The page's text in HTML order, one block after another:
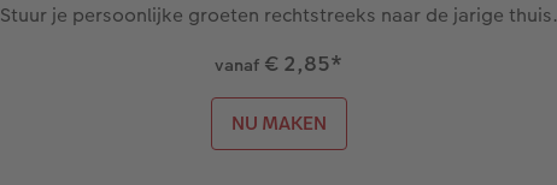
Stuur je persoonlijke groeten rechtstreeks naar de jarige thuis.
vanaf € 2,85*
NU MAKEN